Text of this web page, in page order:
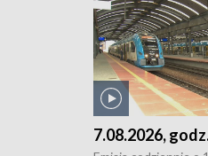
7.08.2026,